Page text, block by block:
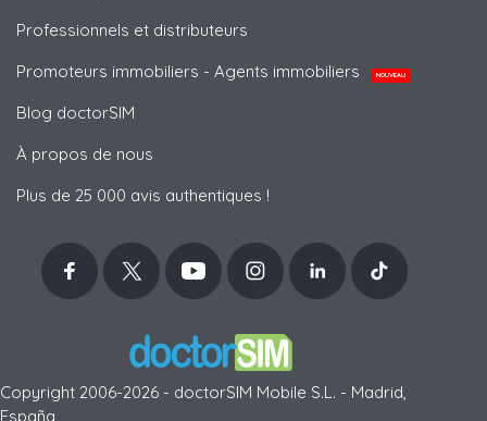
Professionnels et distributeurs
Promoteurs immobiliers - Agents immobiliers
NOUVEAU
Blog doctorSIM
À propos de nous
Plus de 25 000 avis authentiques !
Copyright 2006-2026 - doctorSIM Mobile S.L. - Madrid,
España